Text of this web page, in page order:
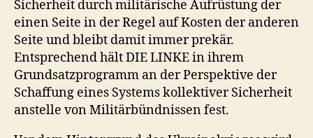
Sicherheit durch militärische Aufrüstung der
einen Seite in der Regel auf Kosten der anderen
Seite und bleibt damit immer prekär.
Entsprechend hält DIE LINKE in ihrem
Grundsatzprogramm an der Perspektive der
Schaffung eines Systems kollektiver Sicherheit
anstelle von Militärbündnissen fest.